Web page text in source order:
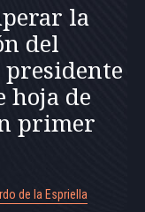
la
del
presidente
hoja de
primer
de la Espriella